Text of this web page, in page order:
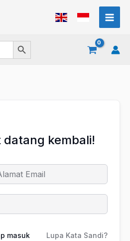
Search Button
datang kembali!
masuk Lupa Kata Sandi?